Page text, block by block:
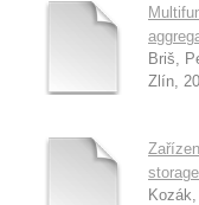
Briš,
Zlín,